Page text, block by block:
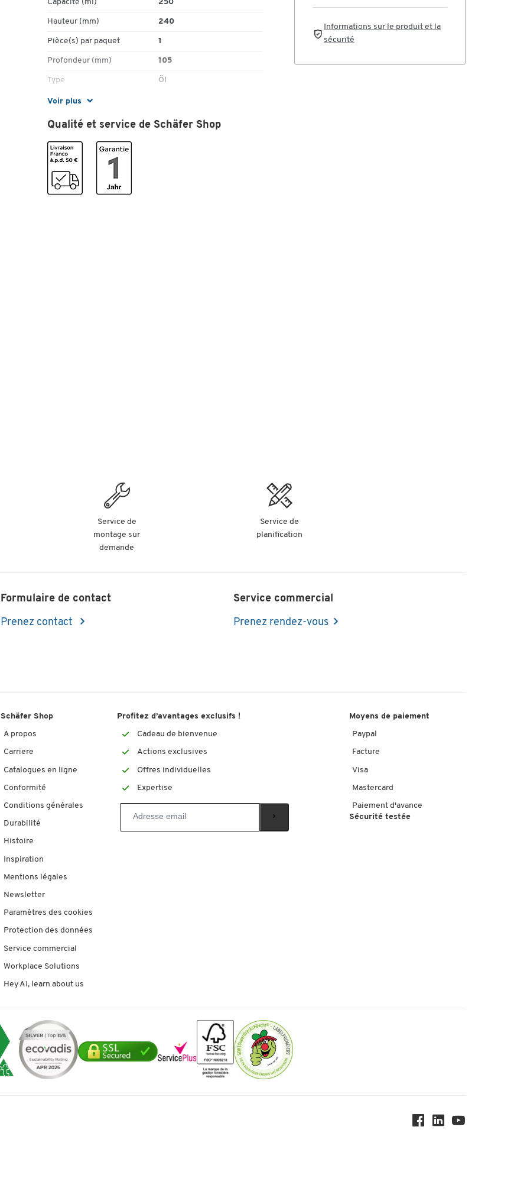
Voir plus
Capacité (ml) 250
Hauteur (mm) 240
Pièce(s) par paquet 1
Profondeur (mm) 105
Type Öl
Dimensions
Largeur (mm) 155
Qualité et service de Schäfer Shop
Informations sur le produit et la
sécurité
Service de
montage sur
demande
Service de
planification
Formulaire de contact
Prenez contact
Service commercial
Prenez rendez-vous
Schäfer Shop
A propos
Carriere
Catalogues en ligne
Conformité
Conditions générales
Durabilité
Histoire
Inspiration
Mentions légales
Newsletter
Paramètres des cookies
Protection des données
Service commercial
Workplace Solutions
Hey AI, learn about us
Profitez d’avantages exclusifs !
Cadeau de bienvenue
Actions exclusives
Offres individuelles
Expertise
Moyens de paiement
Paypal
Facture
Visa
Mastercard
Paiement d'avance
Sécurité testée